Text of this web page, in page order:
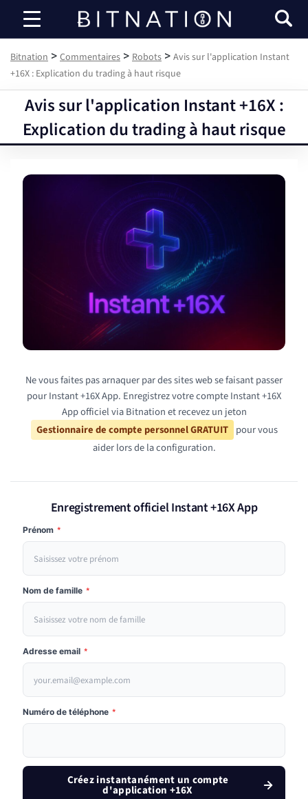
Bitnation
Bitnation > Commentaires > Robots > Avis sur l'application Instant
+16X : Explication du trading à haut risque
Avis sur l'application Instant +16X :
Explication du trading à haut risque
Ne vous faites pas arnaquer par des sites web se faisant passer
pour Instant +16X App. Enregistrez votre compte Instant +16X
App officiel via Bitnation et recevez un jeton
Gestionnaire de compte personnel GRATUIT pour vous
aider lors de la configuration.
Enregistrement officiel Instant +16X App
Prénom *
Nom de famille *
Adresse email *
Numéro de téléphone *
Créez instantanément un compte
d'application +16X